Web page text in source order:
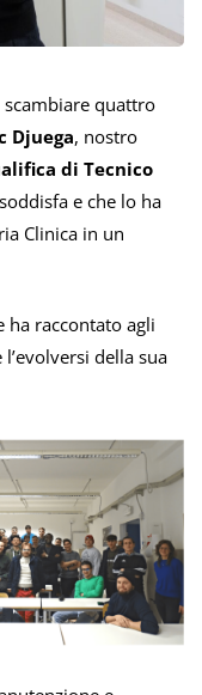
quattro
Djuega, nostro
di Tecnico
e che lo ha
Clinica in un
ha raccontato agli
della sua